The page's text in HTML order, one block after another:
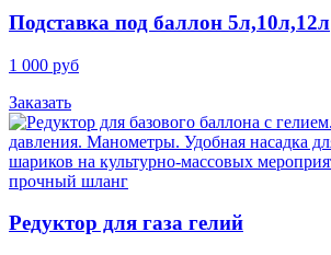
Подставка под баллон 5л,10л,12л
1 000 руб
Заказать
Редуктор для газа гелий